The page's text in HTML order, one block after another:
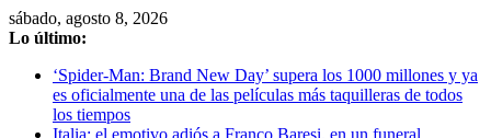
Saltar
al
sábado, agosto 8, 2026
Lo último:
‘Spider-Man: Brand New Day’ supera los 1000 millones y ya
es oficialmente una de las películas más taquilleras de todos
los tiempos
Italia: el emotivo adiós a Franco Baresi, en un funeral